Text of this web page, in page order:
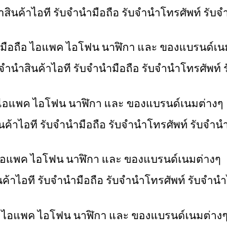
สินค้าไอที รับจำนำมือถือ รับจำนำโทรศัพท์ รับ
ถือ ไอแพค ไอโฟน นาฬิกา และ ของแบรนด์เ
นำสินค้าไอที รับจำนำมือถือ รับจำนำโทรศัพท์
แพค ไอโฟน นาฬิกา และ ของแบรนด์เนมต่างๆ
าไอที รับจำนำมือถือ รับจำนำโทรศัพท์ รับจำ
แพค ไอโฟน นาฬิกา และ ของแบรนด์เนมต่างๆ
าไอที รับจำนำมือถือ รับจำนำโทรศัพท์ รับจำ
อแพค ไอโฟน นาฬิกา และ ของแบรนด์เนมต่างๆ